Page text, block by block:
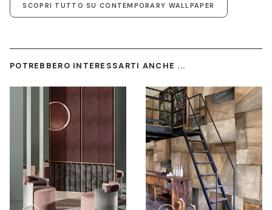
SCOPRI TUTTO SU CONTEMPORARY WALLPAPER
POTREBBERO INTERESSARTI ANCHE ...